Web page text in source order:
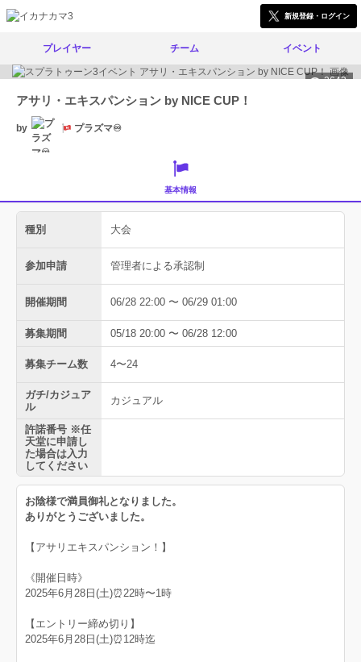
新規登録・ログイン
プレイヤー チーム イベント
2643
アサリ・エキスパンション by NICE CUP！
by プラズマ♾️
基本情報
種別 大会
参加申請 管理者による承認制
開催期間 06/28 22:00 〜 06/29 01:00
募集期間 05/18 20:00 〜 06/28 12:00
募集チーム数 4〜24
ガチ/カジュア
ル
カジュアル
許諾番号 ※任
天堂に申請し
た場合は入力
してください
お陰様で満員御礼となりました。
ありがとうございました。
【アサリエキスパンション！】
《開催日時》
2025年6月28日(土)⏰22時〜1時
【エントリー締め切り】
2025年6月28日(土)⏰12時迄